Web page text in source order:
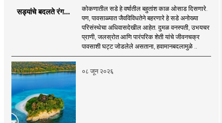
सड्यांचे बदलते रंग...
कोकणातील सडे हे वर्षातील बहुतांश काळ ओसाड दिसणारे.
पण, पावसाळ्यात जैवविविधतेने बहरणारे हे सडे अनोख्या
परिसंस्थेचा अधिवासदेखील आहेत. दुमळ वनस्पती, उभयचर
प्राणी, जलस्रोत आणि पारंपरिक शेती यांचे जीवनचक्र
पावसाशी घट्ट जोडलेले असताना, हवामानबदलामुळे ..
०८ जून २०२६